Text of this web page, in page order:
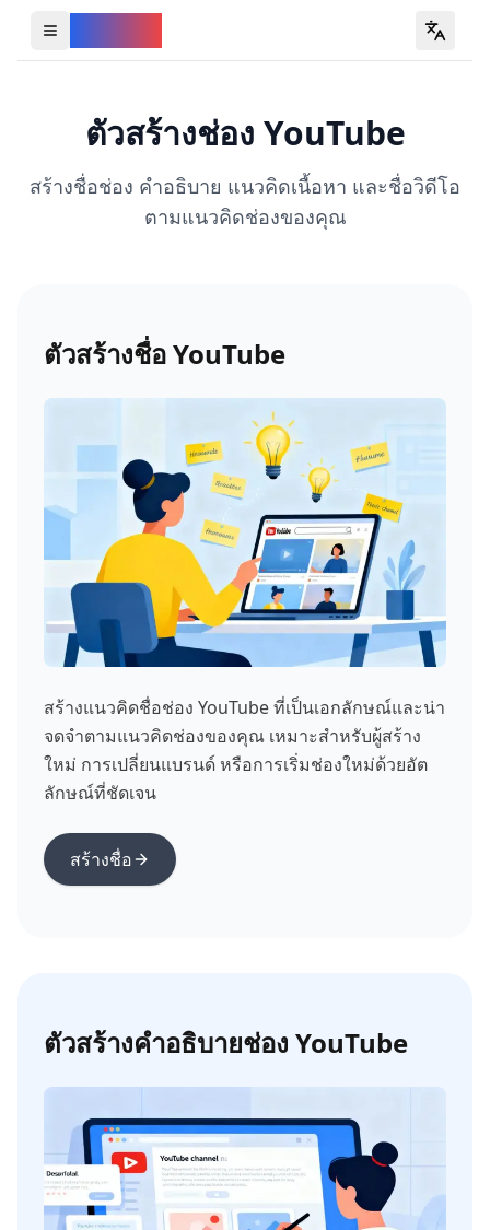
Open all YouTube tools
ตัวสร้างช่อง YouTube
สร้างชื่อช่อง คำอธิบาย แนวคิดเนื้อหา และชื่อวิดีโอ
ตามแนวคิดช่องของคุณ
ตัวสร้างชื่อ YouTube
สร้างแนวคิดชื่อช่อง YouTube ที่เป็นเอกลักษณ์และน่า
จดจำตามแนวคิดช่องของคุณ เหมาะสำหรับผู้สร้าง
ใหม่ การเปลี่ยนแบรนด์ หรือการเริ่มช่องใหม่ด้วยอัต
ลักษณ์ที่ชัดเจน
สร้างชื่อ
ตัวสร้างคำอธิบายช่อง YouTube